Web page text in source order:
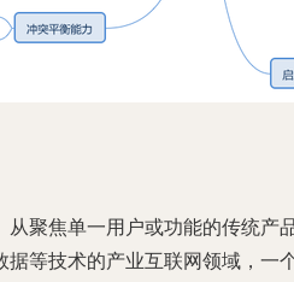
聚焦单一用户或功能的传统
等技术的产业互联网领域，